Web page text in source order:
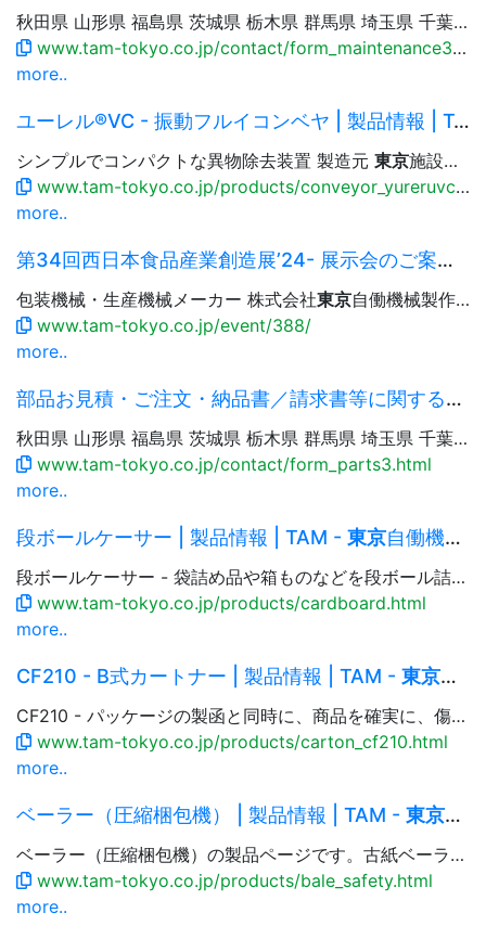
秋田県 山形県 福島県 茨城県 栃木県 群馬県 埼玉県 千葉県
www.tam-tokyo.co.jp/contact/form_maintenance3.html
more..
ユーレル®VC - 振動フルイコンベヤ | 製品情報 | TAM -
シンプルでコンパクトな異物除去装置 製造元 東京施設工業株式会社 包むもの・包み方で探す 機種一覧から探す...
www.tam-tokyo.co.jp/products/conveyor_yureruvc.html
more..
第34回西日本食品産業創造展’24- 展示会のご案内 | TAM -
包装機械・生産機械メーカー 株式会社東京自働機械製作所 Language 日本語 English 简体中文 繁體中文 한국어...
www.tam-tokyo.co.jp/event/388/
more..
部品お見積・ご注文・納品書／請求書等に関するお問い合わせ | TAM -
秋田県 山形県 福島県 茨城県 栃木県 群馬県 埼玉県 千葉県
www.tam-tokyo.co.jp/contact/form_parts3.html
more..
段ボールケーサー | 製品情報 | TAM - 東京自働機械：自動包装機械・生産機械
段ボールケーサー - 袋詰め品や箱ものなどを段ボール詰めします。集積個数や集積形態、商品の特性に合わせ最適な方法をご提案します。パラレルリンク式ロボットを利用した段ボール詰めも可能。製函、封函機などと組み合わせ、システム構成もできます。
www.tam-tokyo.co.jp/products/cardboard.html
more..
CF210 - B式カートナー | 製品情報 | TAM - 東京自働
CF210 - パッケージの製函と同時に、商品を確実に、傷めずに箱詰めをする機械です。生産ラインとピックアンドプレースロボットを連結して、食品、医薬品、化粧品、レトルト食品などの商品を自動、あるいは半自動で箱詰めします。既設の生産ラインに合わせた個別仕様もご提案。
www.tam-tokyo.co.jp/products/carton_cf210.html
more..
ベーラー（圧縮梱包機） | 製品情報 | TAM - 東京自
ベーラー（圧縮梱包機）の製品ページです。古紙ベーラーからアルミ等の非鉄べーラー、金属・電線切断機についての情報をお届けします。
www.tam-tokyo.co.jp/products/bale_safety.html
more..